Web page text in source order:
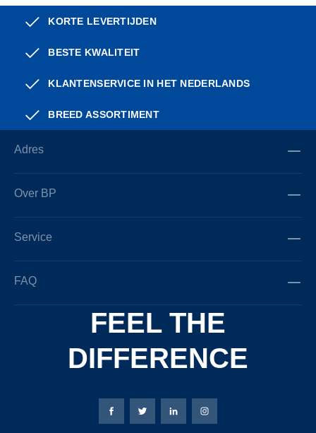
KORTE LEVERTIJDEN
BESTE KWALITEIT
KLANTENSERVICE IN HET NEDERLANDS
BREED ASSORTIMENT
Adres
Over BP
Service
FAQ
FEEL THE
DIFFERENCE
Bierbaum-Proenen Facebook-pagina
Bierbaum-Proenen X-pagina
Bierbaum-Proenen
Bierbaum-Proenen